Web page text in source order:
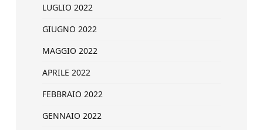
LUGLIO 2022
GIUGNO 2022
MAGGIO 2022
APRILE 2022
FEBBRAIO 2022
GENNAIO 2022